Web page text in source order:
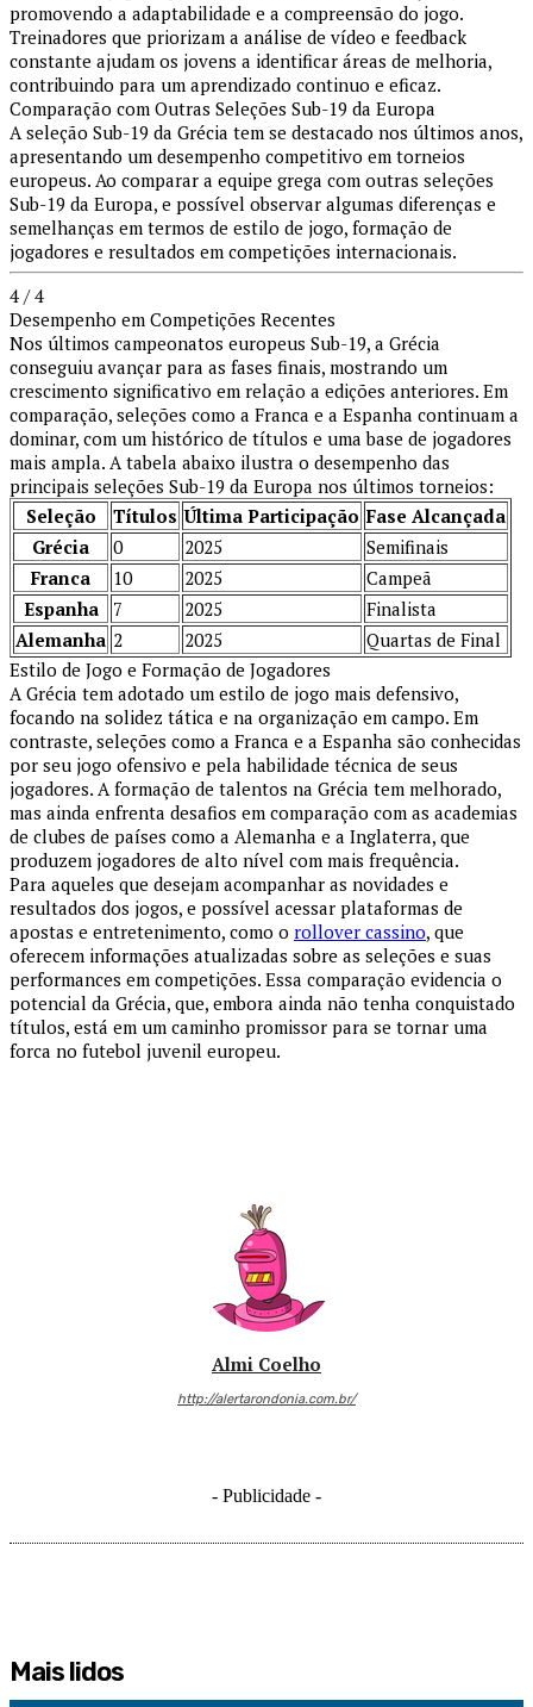
promovendo a adaptabilidade e a compreensão do jogo.
Treinadores que priorizam a análise de vídeo e feedback
constante ajudam os jovens a identificar áreas de melhoria,
contribuindo para um aprendizado continuo e eficaz.
Comparação com Outras Seleções Sub-19 da Europa
A seleção Sub-19 da Grécia tem se destacado nos últimos anos,
apresentando um desempenho competitivo em torneios
europeus. Ao comparar a equipe grega com outras seleções
Sub-19 da Europa, e possível observar algumas diferenças e
semelhanças em termos de estilo de jogo, formação de
jogadores e resultados em competições internacionais.
4 / 4
Desempenho em Competições Recentes
Nos últimos campeonatos europeus Sub-19, a Grécia
conseguiu avançar para as fases finais, mostrando um
crescimento significativo em relação a edições anteriores. Em
comparação, seleções como a Franca e a Espanha continuam a
dominar, com um histórico de títulos e uma base de jogadores
mais ampla. A tabela abaixo ilustra o desempenho das
principais seleções Sub-19 da Europa nos últimos torneios:
Seleção
Títulos Última Participação Fase Alcançada
Grécia
0 2025
Semifinais
Franca
10 2025
Campeã
Espanha
7 2025
Finalista
Alemanha 2 2025
Quartas de Final
Estilo de Jogo e Formação de Jogadores
A Grécia tem adotado um estilo de jogo mais defensivo,
focando na solidez tática e na organização em campo. Em
contraste, seleções como a Franca e a Espanha são conhecidas
por seu jogo ofensivo e pela habilidade técnica de seus
jogadores. A formação de talentos na Grécia tem melhorado,
mas ainda enfrenta desafios em comparação com as academias
de clubes de países como a Alemanha e a Inglaterra, que
produzem jogadores de alto nível com mais frequência.
Para aqueles que desejam acompanhar as novidades e
resultados dos jogos, e possível acessar plataformas de
apostas e entretenimento, como o rollover cassino, que
oferecem informações atualizadas sobre as seleções e suas
performances em competições. Essa comparação evidencia o
potencial da Grécia, que, embora ainda não tenha conquistado
títulos, está em um caminho promissor para se tornar uma
forca no futebol juvenil europeu.
Almi Coelho
http://alertarondonia.com.br/
- Publicidade -
Mais lidos